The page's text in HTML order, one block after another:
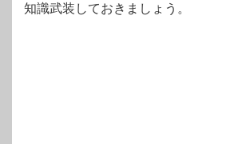
知識武装しておきましょう。